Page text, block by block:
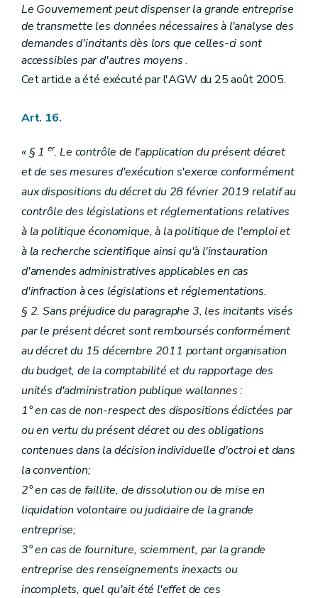
Le Gouvernement peut dispenser la grande entreprise
de transmette les données nécessaires à l'analyse des
demandes d'incitants dès lors que celles-ci sont
accessibles par d'autres moyens.
Cet article a été exécuté par l'AGW du 25 août 2005.
Art. 16.
« § 1 er. Le contrôle de l'application du présent décret
et de ses mesures d'exécution s'exerce conformément
aux dispositions du décret du 28 février 2019 relatif au
contrôle des législations et réglementations relatives
à la politique économique, à la politique de l'emploi et
à la recherche scientifique ainsi qu'à l'instauration
d'amendes administratives applicables en cas
d'infraction à ces législations et réglementations.
§ 2. Sans préjudice du paragraphe 3, les incitants visés
par le présent décret sont remboursés conformément
au décret du 15 décembre 2011 portant organisation
du budget, de la comptabilité et du rapportage des
unités d'administration publique wallonnes :
1° en cas de non-respect des dispositions édictées par
ou en vertu du présent décret ou des obligations
contenues dans la décision individuelle d'octroi et dans
la convention;
2° en cas de faillite, de dissolution ou de mise en
liquidation volontaire ou judiciaire de la grande
entreprise;
3° en cas de fourniture, sciemment, par la grande
entreprise des renseignements inexacts ou
incomplets, quel qu'ait été l'effet de ces